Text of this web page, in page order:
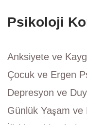
Psikoloji
Anksiyete ve
Çocuk ve Ergen
Depresyon ve
Günlük Yaşam ve